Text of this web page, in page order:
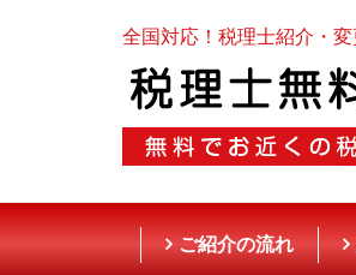
全国対応！税理士紹介・
ご紹介の流れ